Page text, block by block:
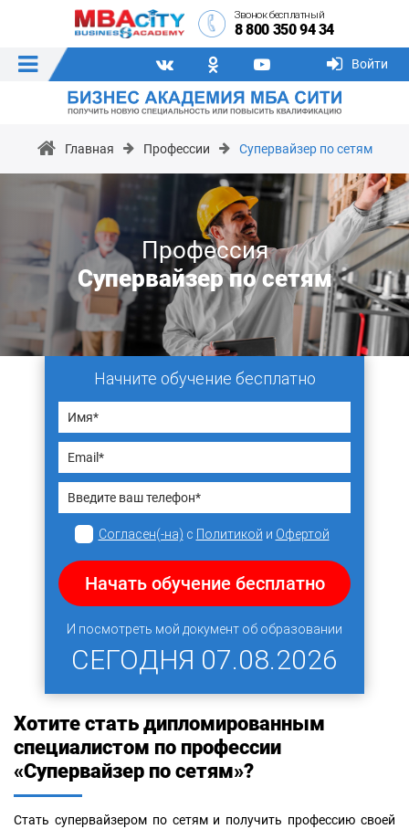
Звонок бесплатный
8 800 350 94 34
Войти
Главная Профессии Супервайзер по сетям
Профессия
Супервайзер по сетям
Начните обучение бесплатно
Согласен(-на) с Политикой и Офертой
Начать обучение бесплатно
И посмотреть мой документ об образовании
СЕГОДНЯ 07.08.2026
Хотите стать дипломированным
специалистом по профессии
«Супервайзер по сетям»?
Стать супервайзером по сетям и получить профессию своей